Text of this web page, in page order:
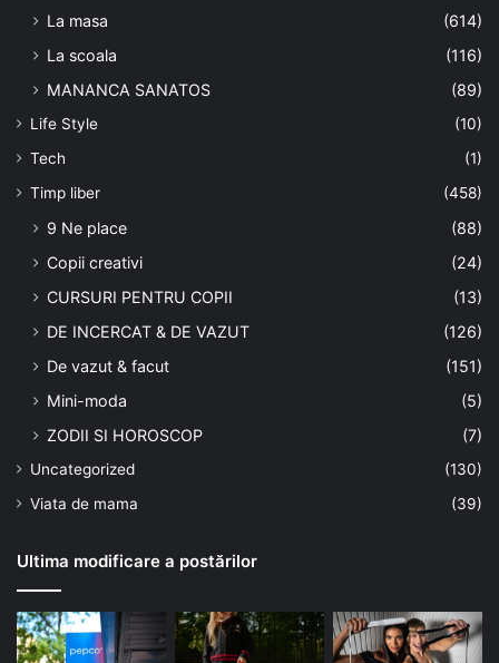
La masa
(614)
La scoala
(116)
MANANCA SANATOS
(89)
Life Style
(10)
Tech
(1)
Timp liber
(458)
9 Ne place
(88)
Copii creativi
(24)
CURSURI PENTRU COPII
(13)
DE INCERCAT & DE VAZUT
(126)
De vazut & facut
(151)
Mini-moda
(5)
ZODII SI HOROSCOP
(7)
Uncategorized
(130)
Viata de mama
(39)
Ultima modificare a postărilor